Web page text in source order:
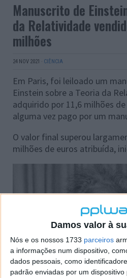
Damos valor à
Nós e os nossos 1733 parceiros
a informações num dispositivo,
dados pessoais, como
padrão enviadas por um
Manuscrito de
da Relatividade
milhões
24 NOV 2021 · CIÊNCIA
Em Paris, foi leiloado um
Einstein sobre a Teoria da
adquirido por 11,6 milhões
alguma vez pago por um
O valor final superou
milhões de euros atribuída,